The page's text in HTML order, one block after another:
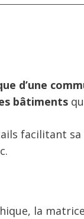
d’une
bâtiments
facilitant
la